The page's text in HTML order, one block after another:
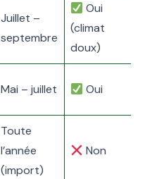
Juillet –
septembre
Oui
(climat
doux)
Mai – juillet Oui
Toute
l’année
(import)
Non